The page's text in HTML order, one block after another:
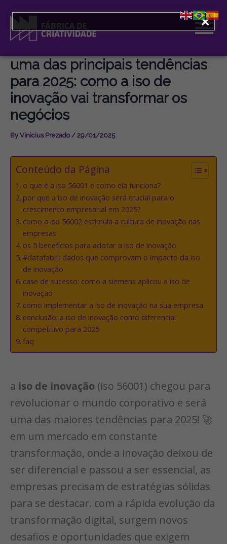
content
uma das principais tendências
para 2025: como a iso de
inovação vai transformar os
negócios
By Vinicius Prezado/ 29/01/2025
Conteúdo da Página
o que é a iso 56001 e como ela funciona?
por que a iso de inovação será crucial para o
crescimento empresarial em 2025?
como a iso 56002 estimula a cultura de inovação nas
empresas
os 5 benefícios para adotar a iso de inovação
#datafabri: dados que comprovam o impacto da iso
de inovação
case de sucesso: como a siemens aplicou a iso de
inovação
como implementar a iso de inovação na sua empresa
conclusão: a iso de inovação como diferencial
competitivo para 2025
faq
a iso de inovação (iso 56001) chegou para
revolucionar o mundo corporativo e será
uma das maiores tendências para 2025! 🚀
em um mercado em constante
transformação, onde a inovação deixou de
ser diferencial e passou a ser essencial, as
empresas precisam de estratégias sólidas
para se destacar. com a rápida evolução da
transformação digital, surgem novos
desafios e oportunidades que exigem